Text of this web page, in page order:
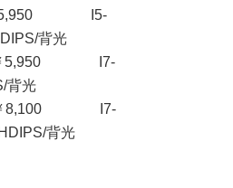
￥5,950 I5-
背光
￥5,950 I7-
背光
￥8,100 I7-
背光